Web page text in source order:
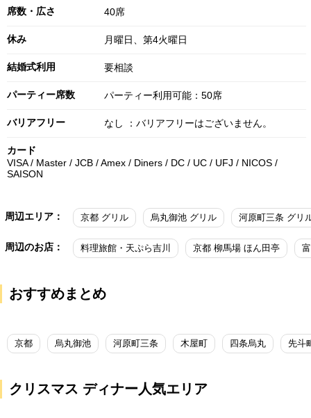
席数・広さ 40席
休み 月曜日、第4火曜日
結婚式利用 要相談
パーティー席数 パーティー利用可能：50席
バリアフリー なし ：バリアフリーはございません。
カード
VISA / Master / JCB / Amex / Diners / DC / UC / UFJ / NICOS /
SAISON
周辺エリア： 京都 グリル 烏丸御池 グリル 河原町三条 グリ
周辺のお店： 料理旅館・天ぷら吉川 京都 柳馬場 ほん田亭
おすすめまとめ
京都 烏丸御池 河原町三条 木屋町 四条烏丸 先斗
クリスマス ディナー人気エリア